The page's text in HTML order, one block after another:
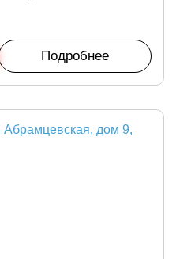
Подробнее